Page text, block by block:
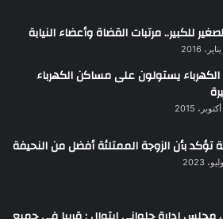
للكبير.. مرتبات القضاة وأعضاء النيابة
الكهرباء يستولون على مساكن الكهرباء
تؤكد بأن الزوجة الممتلئة أفضل من النحيفة